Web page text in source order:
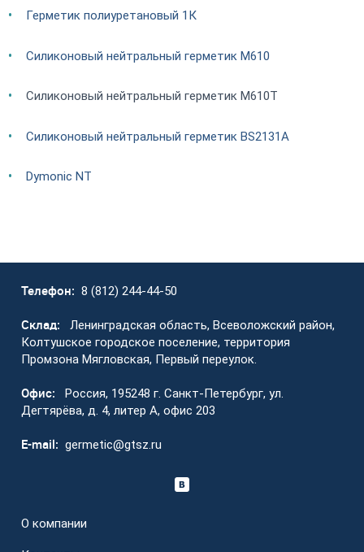
Герметик полиуретановый 1К
Силиконовый нейтральный герметик M610
Силиконовый нейтральный герметик M610T
Силиконовый нейтральный герметик BS2131A
Dymonic NT
Телефон: 8 (812) 244-44-50
Склад:
Ленинградская область, Всеволожский район,
Колтушское городское поселение, территория
Промзона Мягловская, Первый переулок.
Офис:
Россия, 195248 г. Санкт-Петербург, ул.
Дегтярёва, д. 4, литер А, офис 203
E-mail: germetic@gtsz.ru
О компании